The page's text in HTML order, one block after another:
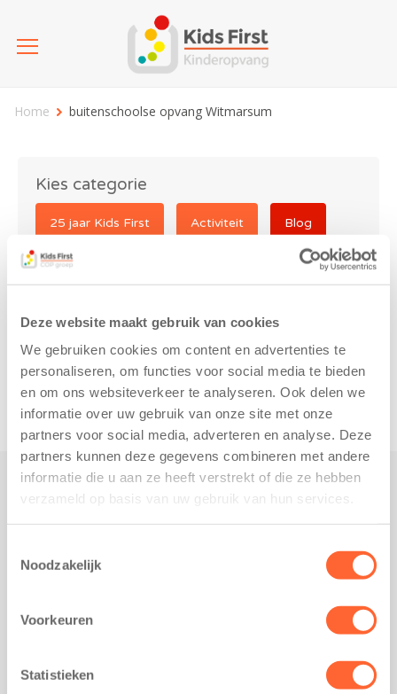
Deze website maakt gebruik van cookies
We gebruiken cookies om content en advertenties te
personaliseren, om functies voor social media te bieden
en om ons websiteverkeer te analyseren. Ook delen we
informatie over uw gebruik van onze site met onze
partners voor social media, adverteren en analyse. Deze
partners kunnen deze gegevens combineren met andere
informatie die u aan ze heeft verstrekt of die ze hebben
verzameld op basis van uw gebruik van hun services.
Noodzakelijk
Voorkeuren
Statistieken
Home buitenschoolse opvang Witmarsum
Kies categorie
25 jaar Kids First Activiteit Blog
Coronavirus
buitenschoolse opvang
Witmarsum
Nieuws over Kids First
Opzeggen opvangcontract
Kantoor Groningen